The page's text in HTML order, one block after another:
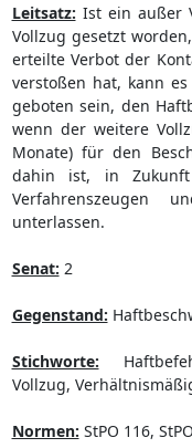
Leitsatz: Ist ein außer
Vollzug gesetzt
erteilte Verbot der
verstoßen hat, kann
geboten sein, den
wenn der weitere
Monate) für den
dahin ist, in Zukunft
Verfahrenszeugen
unterlassen.
Senat: 2
Gegenstand:
Stichworte:
Vollzug,
Normen: StPO 116,